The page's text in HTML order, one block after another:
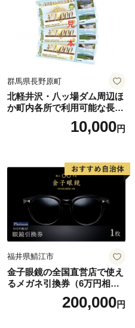
群馬県長野原町
北軽井沢・八ッ場ダム周辺ほ
か町内各所で利用可能な長野
原町ふるさと感謝券（3,000
円分）【トラベル 観光 旅行
10,000円
福井県鯖江市
金子眼鏡の全国直営店で使え
るメガネ引換券（6万円相
当） Platinum200,000円